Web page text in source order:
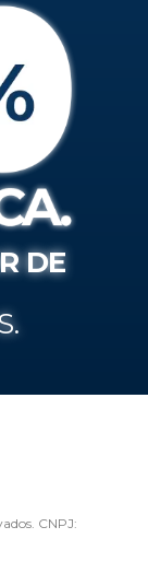
DE
CNPJ: